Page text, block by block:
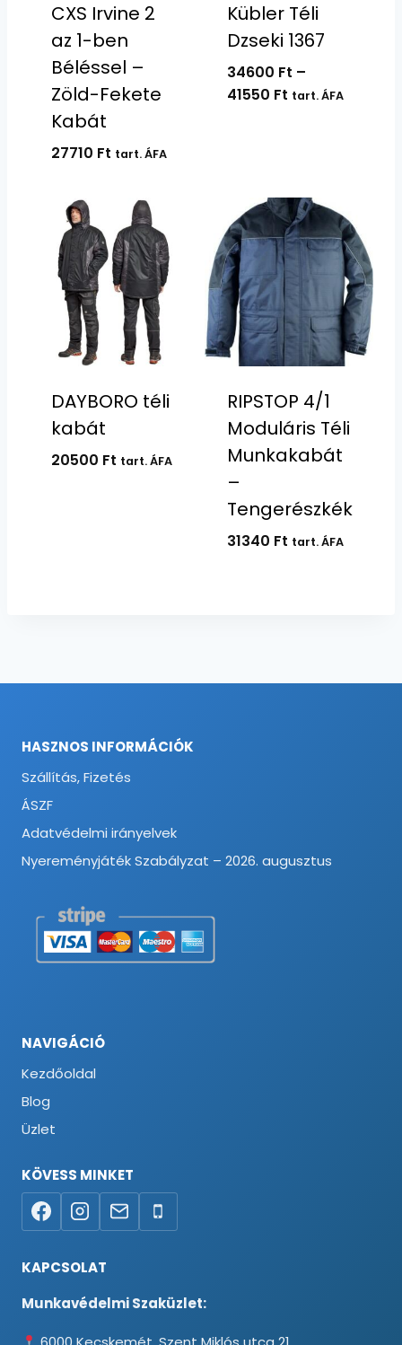
CXS Irvine 2
az 1-ben
Béléssel –
Zöld-Fekete
Kabát
27710 Ft tart. ÁFA
Kübler Téli
Dzseki 1367
34600 Ft –
41550 FtÁrtartomány:
tart. ÁFA
DAYBORO téli
kabát
20500 Ft tart. ÁFA
RIPSTOP 4/1
Moduláris Téli
Munkakabát
–
Tengerészkék
31340 Ft tart. ÁFA
HASZNOS INFORMÁCIÓK
Szállítás, Fizetés
ÁSZF
Adatvédelmi irányelvek
Nyereményjáték Szabályzat – 2026. augusztus
NAVIGÁCIÓ
Kezdőoldal
Blog
Üzlet
KÖVESS MINKET
KAPCSOLAT
Munkavédelmi Szaküzlet: